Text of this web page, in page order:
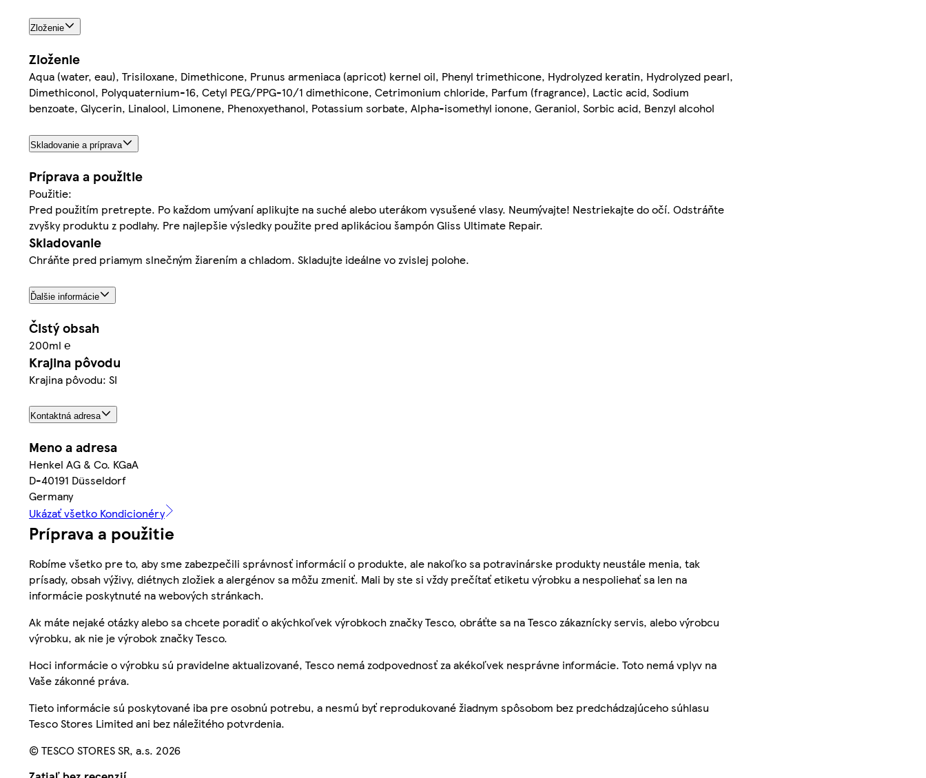
Zloženie
Zloženie
Aqua (water, eau), Trisiloxane, Dimethicone, Prunus armeniaca (apricot) kernel oil, Phenyl trimethicone, Hydrolyzed keratin, Hydrolyzed pearl,
Dimethiconol, Polyquaternium-16, Cetyl PEG/PPG-10/1 dimethicone, Cetrimonium chloride, Parfum (fragrance), Lactic acid, Sodium
benzoate, Glycerin, Linalool, Limonene, Phenoxyethanol, Potassium sorbate, Alpha-isomethyl ionone, Geraniol, Sorbic acid, Benzyl alcohol
Skladovanie a príprava
Príprava a použitie
Použitie:
Pred použitím pretrepte. Po každom umývaní aplikujte na suché alebo uterákom vysušené vlasy. Neumývajte! Nestriekajte do očí. Odstráňte
zvyšky produktu z podlahy. Pre najlepšie výsledky použite pred aplikáciou šampón Gliss Ultimate Repair.
Skladovanie
Chráňte pred priamym slnečným žiarením a chladom. Skladujte ideálne vo zvislej polohe.
Ďalšie informácie
Čistý obsah
200ml ℮
Krajina pôvodu
Krajina pôvodu: SI
Kontaktná adresa
Meno a adresa
Henkel AG & Co. KGaA
D-40191 Düsseldorf
Germany
Ukázať všetko Kondicionéry
Príprava a použitie
Robíme všetko pre to, aby sme zabezpečili správnosť informácií o produkte, ale nakoľko sa potravinárske produkty neustále menia, tak
prísady, obsah výživy, diétnych zložiek a alergénov sa môžu zmeniť. Mali by ste si vždy prečítať etiketu výrobku a nespoliehať sa len na
informácie poskytnuté na webových stránkach.
Ak máte nejaké otázky alebo sa chcete poradiť o akýchkoľvek výrobkoch značky Tesco, obráťte sa na Tesco zákaznícky servis, alebo výrobcu
výrobku, ak nie je výrobok značky Tesco.
Hoci informácie o výrobku sú pravidelne aktualizované, Tesco nemá zodpovednosť za akékoľvek nesprávne informácie. Toto nemá vplyv na
Vaše zákonné práva.
Tieto informácie sú poskytované iba pre osobnú potrebu, a nesmú byť reprodukované žiadnym spôsobom bez predchádzajúceho súhlasu
Tesco Stores Limited ani bez náležitého potvrdenia.
© TESCO STORES SR, a.s. 2026